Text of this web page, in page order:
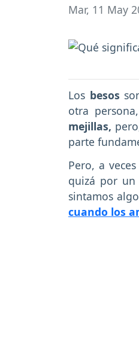
Mar, 11 May
Los besos
otra
mejillas,
parte
Pero, a
quizá por un
sintamos
cuando los